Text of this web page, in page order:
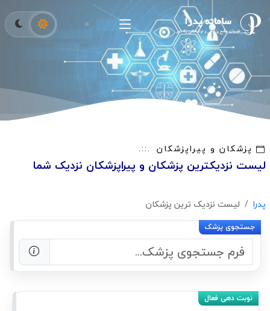
پزشکان و پیراپزشکان
لیست نزدیکترین پزشکان و پیراپزشکان نزدیک شما
پدرا لیست نزدیک ترین پزشکان